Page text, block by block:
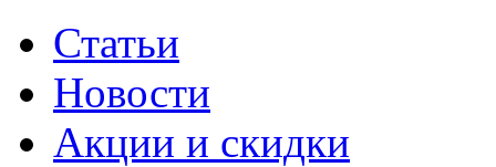
Статьи
Новости
Акции и скидки